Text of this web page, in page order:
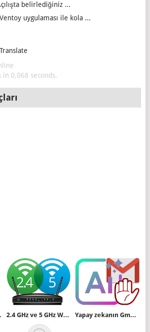
belirlediğiniz ...
uygulaması ile kola ...
in 0,068 seconds.
2.4 GHz ve 5 GHz Wifi sinyalleri arasındaki farklar Yapay zekanın Gmaillerinizi okumasını engelleyin